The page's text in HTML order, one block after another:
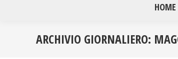
HOME
ARCHIVIO GIORNALIERO: